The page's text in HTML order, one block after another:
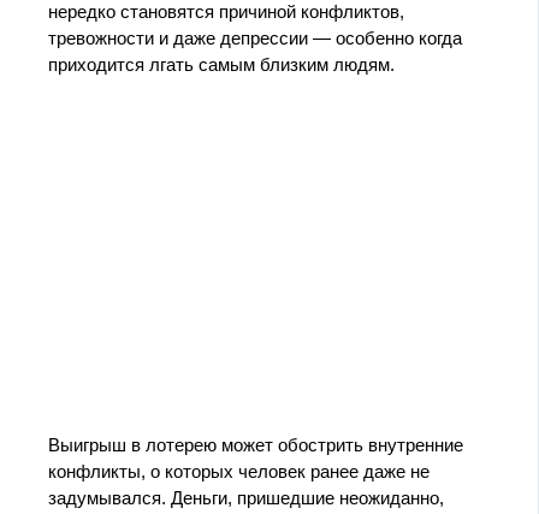
нередко становятся причиной конфликтов,
тревожности и даже депрессии — особенно когда
приходится лгать самым близким людям.
Выигрыш в лотерею может обострить внутренние
конфликты, о которых человек ранее даже не
задумывался. Деньги, пришедшие неожиданно,